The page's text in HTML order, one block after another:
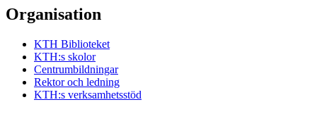
Organisation
KTH Biblioteket
KTH:s skolor
Centrumbildningar
Rektor och ledning
KTH:s verksamhetsstöd